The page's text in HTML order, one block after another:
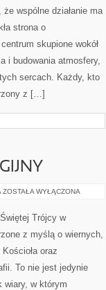
że wspólne działanie ma
strona o
skupione wokół
i budowania atmosfery,
sercach. Każdy, kto
z […]
EKUMENIZM
MIĘDZYRELIGIJNY
ZOSTAŁA WYŁĄCZONA
Trójcy w
z myślą o wiernych,
oraz
To nie jest jedynie
wiary, w którym